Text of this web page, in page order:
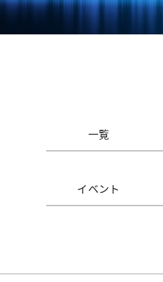
・ ながら聴き
・ ワイヤード
ヒス
一覧
イベント